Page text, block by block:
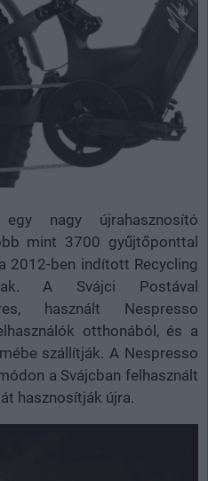
nagy újrahasznosító
mint 3700 gyűjtőponttal
2012-ben indított Recycling
A Svájci Postával
használt Nespresso
otthonából, és a
szállítják. A Nespresso
a Svájcban felhasznált
hasznosítják újra.